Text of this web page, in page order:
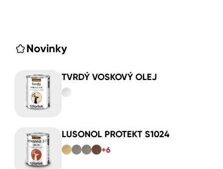
Novinky
TVRDÝ VOSKOVÝ OLEJ
LUSONOL PROTEKT S1024
+6